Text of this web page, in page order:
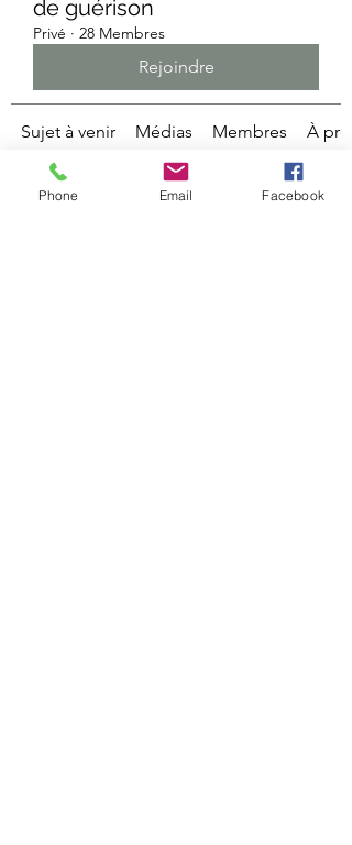
de guérison
Privé · 28 Membres
Rejoindre
Sujet à venir Médias Membres À
Phone Email Facebook